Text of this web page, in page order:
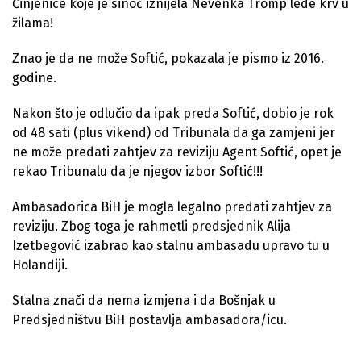
Činjenice koje je sinoć iznijela Nevenka Tromp lede krv u
žilama!
Znao je da ne može Softić, pokazala je pismo iz 2016.
godine.
Nakon što je odlučio da ipak preda Softić, dobio je rok
od 48 sati (plus vikend) od Tribunala da ga zamjeni jer
ne može predati zahtjev za reviziju Agent Softić, opet je
rekao Tribunalu da je njegov izbor Softić!!!
Ambasadorica BiH je mogla legalno predati zahtjev za
reviziju. Zbog toga je rahmetli predsjednik Alija
Izetbegović izabrao kao stalnu ambasadu upravo tu u
Holandiji.
Stalna znači da nema izmjena i da Bošnjak u
Predsjedništvu BiH postavlja ambasadora/icu.